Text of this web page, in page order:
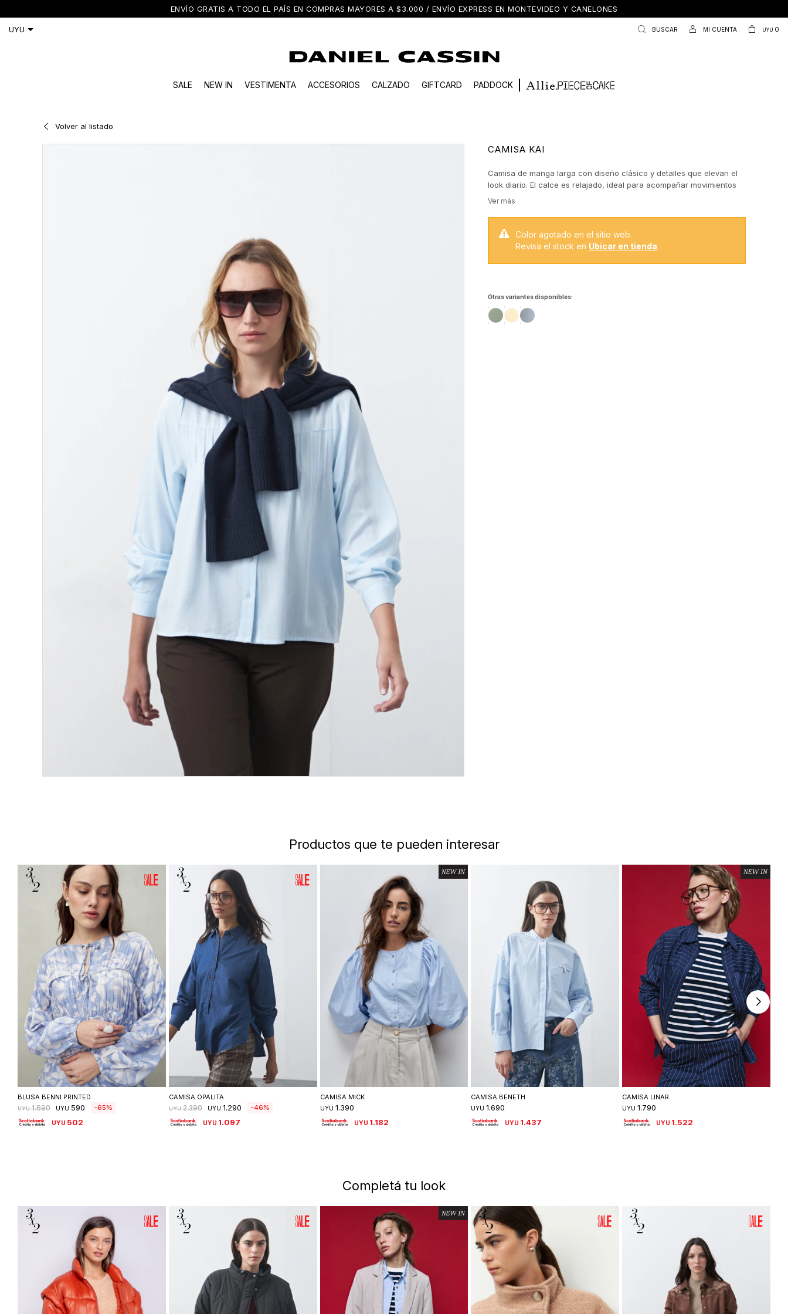
ENVÍO GRATIS A TODO EL PAÍS EN COMPRAS MAYORES A $3.000 / ENVÍO EXPRESS EN MONTEVIDEO Y CANELONES
SALE NEW IN VESTIMENTA ACCESORIOS CALZADO GIFTCARD PADDOCK
UYU 0
Volver al listado
CAMISA KAI
Camisa de manga larga con diseño clásico y detalles que elevan el
look diario. El calce es relajado, ideal para acompañar movimientos
naturales sin perder elegancia, mientras que las mangas largas con
sumar a looks de oficina o estilismos más urbanos, fácil de combinar
y siempre vigente.
Color agotado en el sitio web.
Revisa el stock en Ubicar en tienda.
Otras variantes disponibles:
Productos que te pueden interesar
Seleccionar talle
BLUSA BENNI PRINTED
UYU 1.690 UYU 590 65
UYU 502
Seleccionar talle
CAMISA OPALITA
UYU 2.390 UYU 1.290 46
UYU 1.097
Seleccionar talle
CAMISA MICK
UYU 1.390
UYU 1.182
Seleccionar talle
CAMISA BENETH
UYU 1.690
UYU 1.437
Seleccionar talle
CAMISA LINAR
UYU 1.790
UYU 1.522
Completá tu look